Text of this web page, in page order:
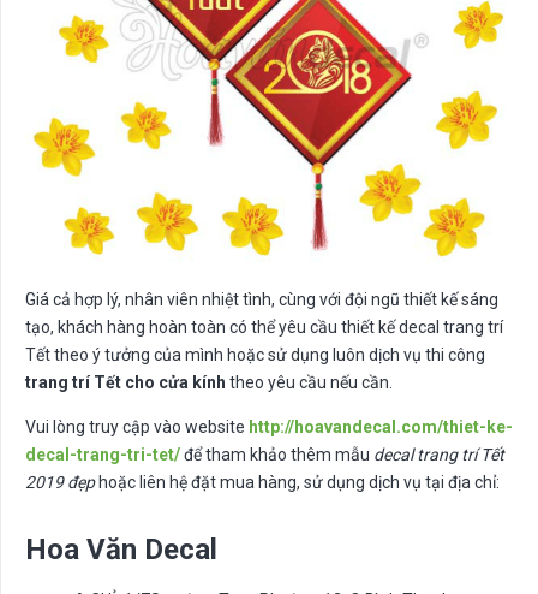
Giá cả hợp lý, nhân viên nhiệt tình, cùng với đội ngũ thiết kế sáng
tạo, khách hàng hoàn toàn có thể yêu cầu thiết kế decal trang trí
Tết theo ý tưởng của mình hoặc sử dụng luôn dịch vụ thi công
trang trí Tết cho cửa kính theo yêu cầu nếu cần.
Vui lòng truy cập vào website http://hoavandecal.com/thiet-ke-
decal-trang-tri-tet/để tham khảo thêm mẫu decal trang trí Tết
2019 đẹphoặc liên hệ đặt mua hàng, sử dụng dịch vụ tại địa chỉ:
Hoa Văn Decal